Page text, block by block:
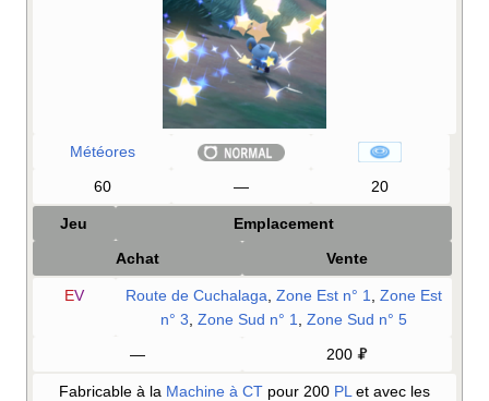
Météores
60
— 20
Jeu
Emplacement
Achat
Vente
EV Route de Cuchalaga Zone Est n° 1
Zone Est
n° 3 Zone Sud n° 1
Zone Sud n° 5
—
200
Fabricable à la Machine à CT pour 200 PL et avec les